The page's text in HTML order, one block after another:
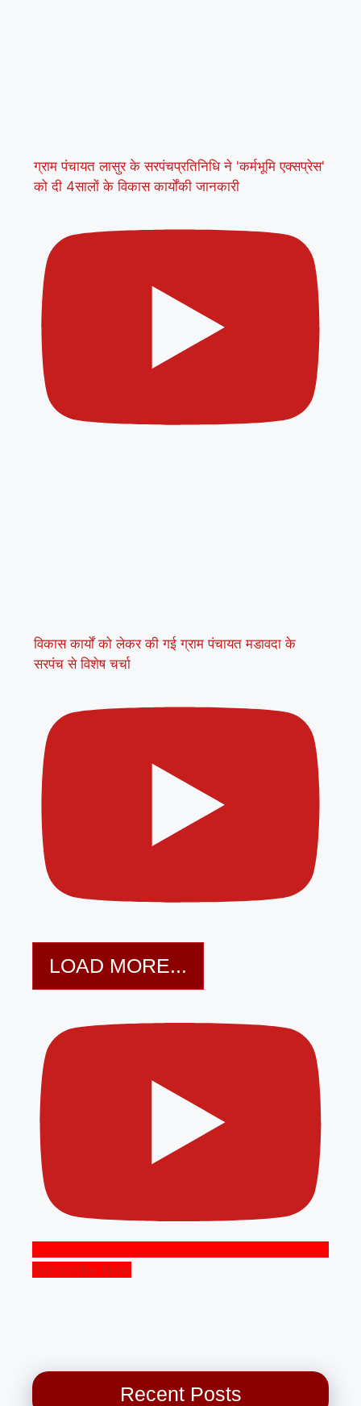
ग्राम पंचायत लासुर के सरपंचप्रतिनिधि ने 'कर्मभूमि एक्सप्रेस'
को दी 4सालों के विकास कार्योंकी जानकारी
विकास कार्यों को लेकर की गई ग्राम पंचायत मडावदा के
सरपंच से विशेष चर्चा
LOAD MORE...
Subscribe Now
Recent Posts